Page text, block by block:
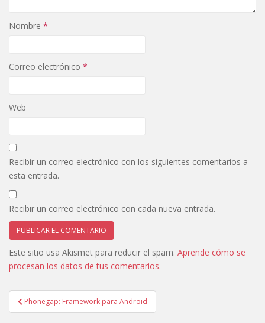
Nombre *
Correo electrónico *
Web
Recibir un correo electrónico con los siguientes comentarios a
esta entrada.
Recibir un correo electrónico con cada nueva entrada.
Este sitio usa Akismet para reducir el spam. Aprende cómo se
procesan los datos de tus comentarios.
Navegación
de
Phonegap: Framework para Android